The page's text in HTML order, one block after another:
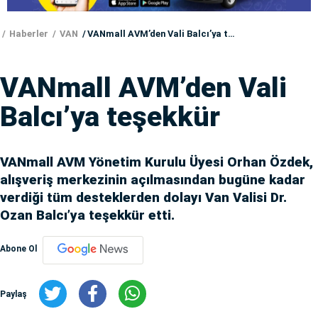
Haberler VAN VANmall AVM’den Vali Balcı’ya teşekkür
VANmall AVM’den Vali
Balcı’ya teşekkür
VANmall AVM Yönetim Kurulu Üyesi Orhan Özdek,
alışveriş merkezinin açılmasından bugüne kadar
verdiği tüm desteklerden dolayı Van Valisi Dr.
Ozan Balcı’ya teşekkür etti.
Abone Ol
Paylaş